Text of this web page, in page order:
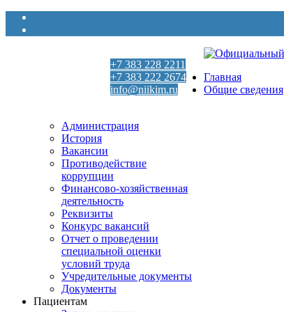
+7 383 228 2211
+7 383 222 2674
info@niikim.ru
Главная
Общие сведения
Администрация
История
Вакансии
Противодействие
коррупции
Финансово-хозяйственная
деятельность
Реквизиты
Конкурс вакансий
Отчет о проведении
специальной оценки
условий труда
Учредительные документы
Документы
Пациентам